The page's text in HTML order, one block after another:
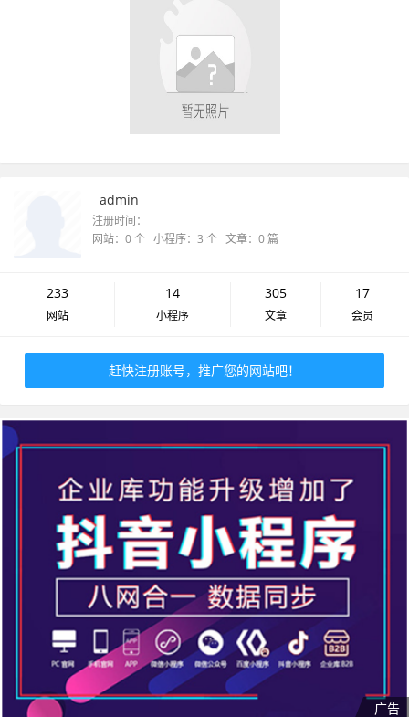
admin
注册时间：
网站：0 个 小程序：3 个 文章：0 篇
233
网站
14
小程序
305
文章
17
会员
赶快注册账号，推广您的网站吧！